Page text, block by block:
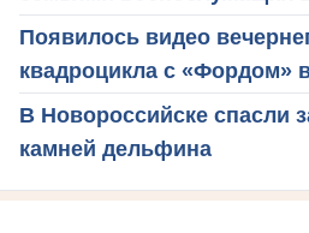
Появилось видео
квадроцикла с «Фордом»
В Новороссийске спасли
камней дельфина